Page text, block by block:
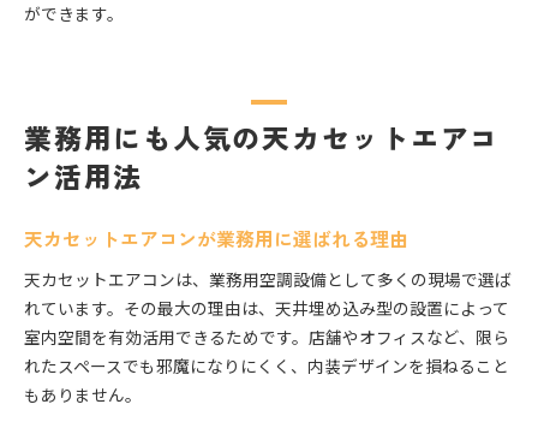
ができます。
業務用にも人気の天カセットエアコ
ン活用法
天カセットエアコンが業務用に選ばれる理由
天カセットエアコンは、業務用空調設備として多くの現場で選ば
れています。その最大の理由は、天井埋め込み型の設置によって
室内空間を有効活用できるためです。店舗やオフィスなど、限ら
れたスペースでも邪魔になりにくく、内装デザインを損ねること
もありません。